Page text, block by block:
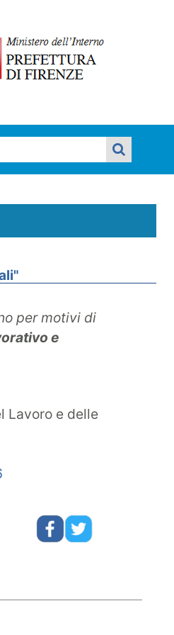
per motivi di
e
Lavoro e delle